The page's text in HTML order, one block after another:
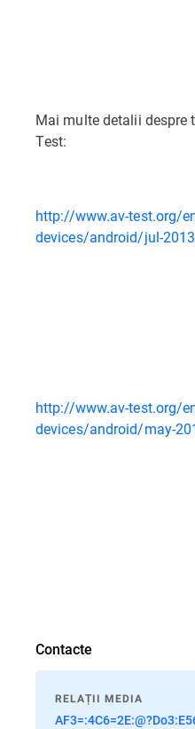
Mai multe detalii despre
Test:
http://www.av-test.org/
devices/android/jul-
http://www.av-test.org/
devices/android/may-
Contacte
RELAȚII MEDIA